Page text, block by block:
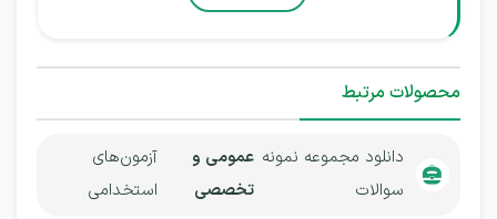
محصولات مرتبط
دانلود مجموعه نمونه
سوالات
عمومی و
تخصصی
آزمون‌های
استخدامی